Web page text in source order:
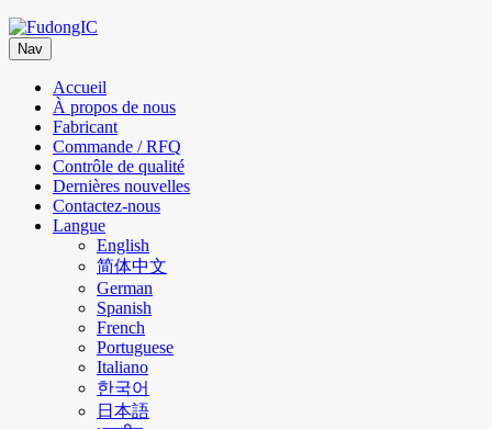
Nav
Accueil
À propos de nous
Fabricant
Commande / RFQ
Contrôle de qualité
Dernières nouvelles
Contactez-nous
Langue
English
简体中文
German
Spanish
French
Portuguese
Italiano
한국어
日本語